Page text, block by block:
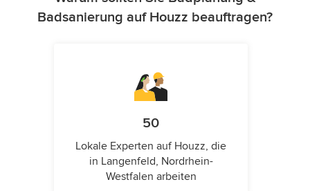
Badsanierung auf Houzz beauftragen?
50
Lokale Experten auf Houzz, die
in Langenfeld, Nordrhein-
Westfalen arbeiten